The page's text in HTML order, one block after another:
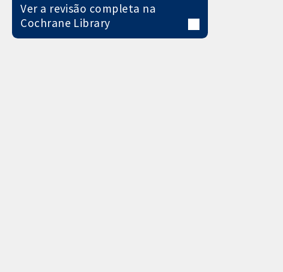
Ver a revisão completa na
Cochrane Library